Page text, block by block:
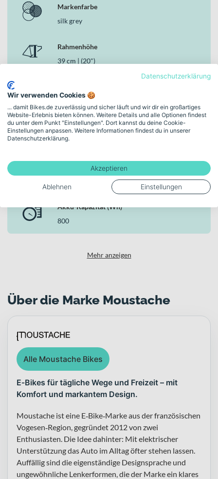
unterwegs bist.
Kräftiger Bosch Cargo Line Motor mit 85Nm für souveränen
Lastentransport
Großer Bosch PowerPack 800Wh für ausgedehnte Fahrten
Lockout-Funktion
Magura MT4 Hydraulische Scheibenbremsen vorne und
hinten für zuverlässige Kontrolle
Zulässiges Gesamtgewicht von 200 kg für hohe
Transportreserven
Schwalbe Pick-Up 20x2.35 Reifen mit Super Defense für
stabile Performance
Warum dieses Bike in der Kategorie E-Urbanbikes
überzeugt
Als durchdachtes E-Bike für den urbanen Lastentransport
kombiniert es einen stabilen Aluminiumrahmen, leistungsstarke
abgestimmte Komponenten. Erhältlich in „silk grey“ und ausgeführt
Markenfarbe
silk grey
Rahmenhöhe
39 cm | (20")
Kettenschaltung
Bremsen
Hydraulische Scheibenbremse
Bosch, Cargo Line, Smart System, 85Nm
Akku-Kapazität (Wh)
800
Mehr anzeigen
Über die Marke Moustache
Alle Moustache Bikes
E‑Bikes für tägliche Wege und Freizeit – mit
Komfort und markantem Design.
Moustache ist eine E‑Bike‑Marke aus der französischen
Vogesen‑Region, gegründet 2012 von zwei
Enthusiasten. Die Idee dahinter: Mit elektrischer
Unterstützung das Auto im Alltag öfter stehen lassen.
Auffällig sind die eigenständige Designsprache und
ungewöhnliche Lenkerformen, die der Marke ein klares
Datenschutzerklärung
Wir verwenden Cookies 🍪
... damit Bikes.de zuverlässig und sicher läuft und wir dir ein großartiges
Website-Erlebnis bieten können. Weitere Details und alle Optionen findest
du unter dem Punkt "Einstellungen". Dort kannst du deine Cookie-
Einstellungen anpassen. Weitere Informationen findest du in unserer
Datenschutzerklärung.
Akzeptieren
Ablehnen Einstellungen